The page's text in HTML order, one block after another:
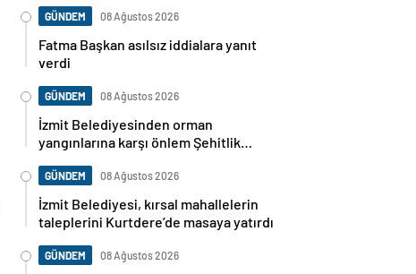
GÜNDEM 08 Ağustos 2026
Fatma Başkan asılsız iddialara yanıt
verdi
GÜNDEM 08 Ağustos 2026
İzmit Belediyesinden orman
yangınlarına karşı önlem Şehitlik
GÜNDEM 08 Ağustos 2026
İzmit Belediyesi, kırsal mahallelerin
taleplerini Kurtdere’de masaya yatırdı
GÜNDEM 08 Ağustos 2026